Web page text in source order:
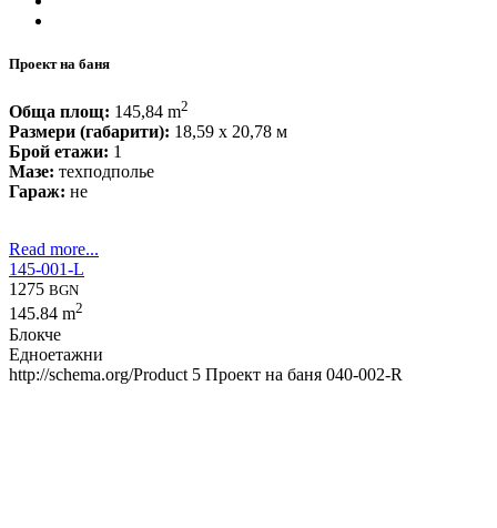
Проект на баня
Обща площ: 145,84 m2
Размери (габарити): 18,59 x 20,78 м
Брой етажи: 1
Мазе: техподполье
Гараж: не
Read more...
145-001-L
1275 BGN
145.84 m2
Блокче
Едноетажни
http://schema.org/Product 5 Проект на баня 040-002-R